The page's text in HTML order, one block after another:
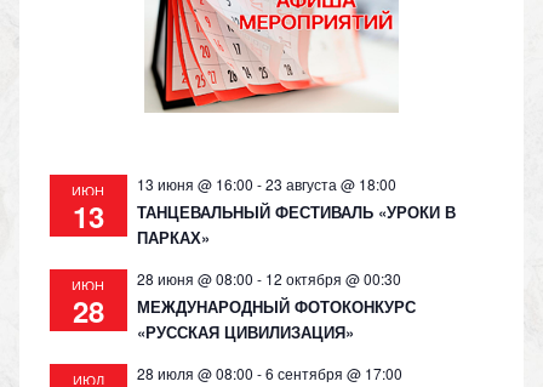
s
ni
ki
p k
ИЮН
13
13 июня @ 16:00 -23 августа @ 18:00
ТАНЦЕВАЛЬНЫЙ ФЕСТИВАЛЬ «УРОКИ В
ПАРКАХ»
ИЮН
28
28 июня @ 08:00 - 12 октября @ 00:30
МЕЖДУНАРОДНЫЙ ФОТОКОНКУРС
«РУССКАЯ ЦИВИЛИЗАЦИЯ»
ИЮЛ 28 июля @ 08:00 -6 сентября @ 17:00